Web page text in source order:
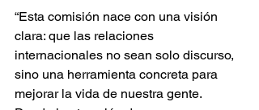
“Esta comisión nace con una visión
clara: que las relaciones
internacionales no sean solo discurso,
sino una herramienta concreta para
mejorar la vida de nuestra gente.